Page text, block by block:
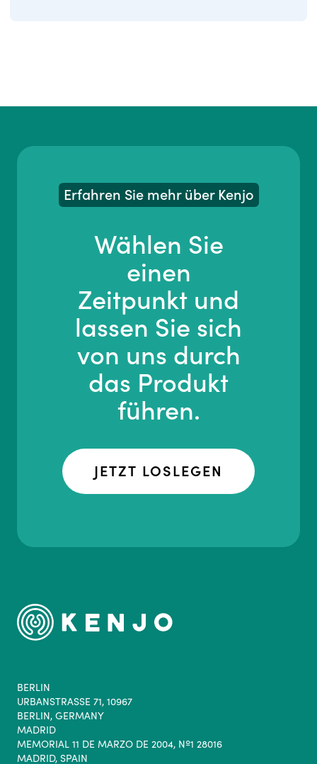
Erfahren Sie mehr über Kenjo
Wählen Sie
einen
Zeitpunkt und
lassen Sie sich
von uns durch
das Produkt
führen.
JETZT LOSLEGEN
BERLIN
URBANSTRASSE 71, 10967
BERLIN, GERMANY
MADRID
MEMORIAL 11 DE MARZO DE 2004, Nº1 28016
MADRID, SPAIN